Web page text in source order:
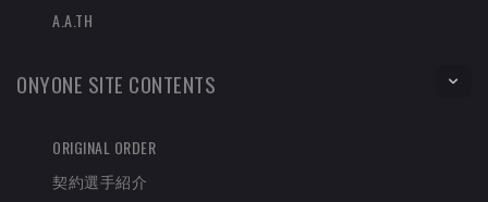
A.A.TH
ONYONE SITE CONTENTS
ORIGINAL ORDER
契約選手紹介